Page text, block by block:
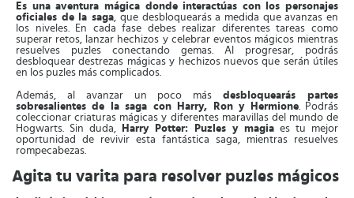
Es una aventura mágica donde interactúas con los personajes
oficiales de la saga, que desbloquearás a medida que avanzas en
los niveles. En cada fase debes realizar diferentes tareas como
superar retos, lanzar hechizos y celebrar eventos mágicos mientras
resuelves puzles conectando gemas. Al progresar, podrás
desbloquear destrezas mágicas y hechizos nuevos que serán útiles
en los puzles más complicados.
Además, al avanzar un poco másdesbloquearás partes
sobresalientes de la saga con Harry, Ron y Hermione. Podrás
coleccionar criaturas mágicas y diferentes maravillas del mundo de
Hogwarts. Sin duda,Harry Potter: Puzles y magiaes tu mejor
oportunidad de revivir esta fantástica saga, mientras resuelves
rompecabezas.
Agita tu varita para resolver puzles mágicos